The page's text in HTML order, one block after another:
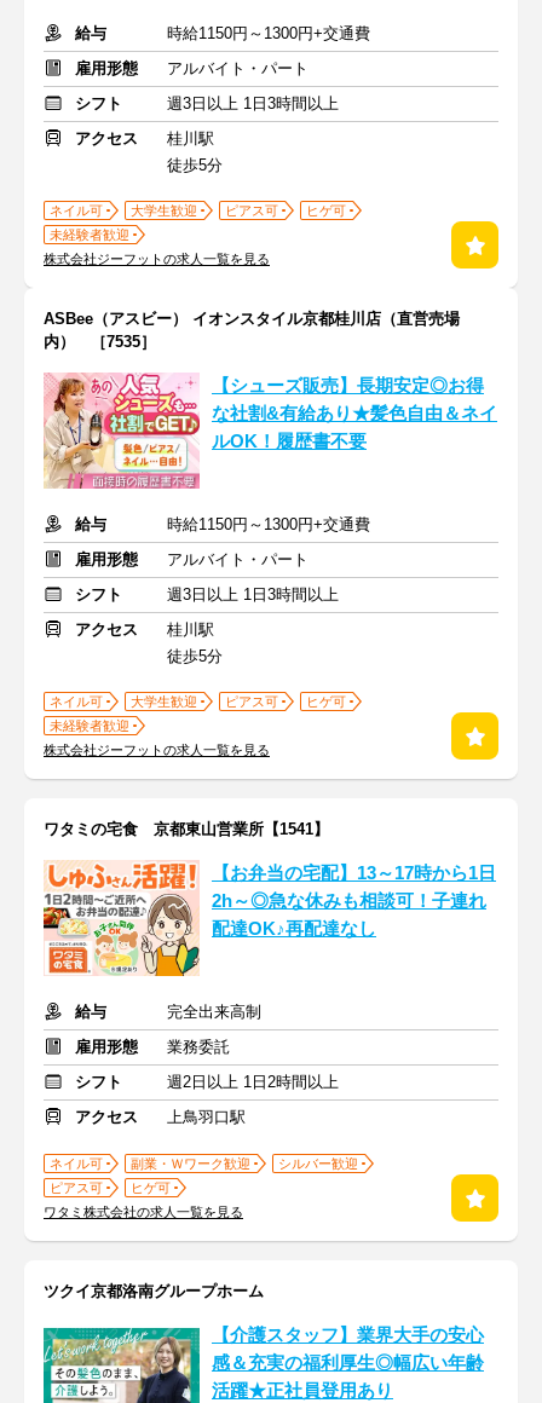
給与
時給1150円～1300円+交通費
雇用形態
アルバイト・パート
シフト
週3日以上 1日3時間以上
アクセス
桂川駅
徒歩5分
ネイル可 大学生歓迎 ピアス可
ヒゲ可
未経験者歓迎
株式会社ジーフットの求人一覧を見る
ASBee（アスビー） イオンスタイル京都桂川店（直営売場
内） ［7535］
【シューズ販売】長期安定◎お得
な社割&有給あり★髪色自由＆ネイ
ルOK！履歴書不要
給与
時給1150円～1300円+交通費
雇用形態
アルバイト・パート
シフト
週3日以上 1日3時間以上
アクセス
桂川駅
徒歩5分
ネイル可 大学生歓迎 ピアス可
ヒゲ可
未経験者歓迎
株式会社ジーフットの求人一覧を見る
ワタミの宅食 京都東山営業所【1541】
【お弁当の宅配】13～17時から1日
2h～◎急な休みも相談可！子連れ
配達OK♪再配達なし
給与
完全出来高制
雇用形態
業務委託
シフト
週2日以上 1日2時間以上
アクセス
上鳥羽口駅
ネイル可 副業・Ｗワーク歓迎
シルバー歓迎
ピアス可
ヒゲ可
ワタミ株式会社の求人一覧を見る
ツクイ京都洛南グループホーム
【介護スタッフ】業界大手の安心
感＆充実の福利厚生◎幅広い年齢
活躍★正社員登用あり